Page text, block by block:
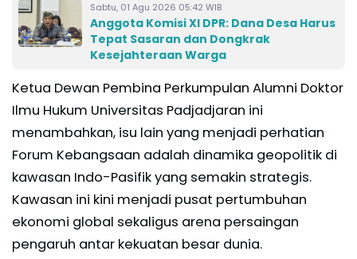
Sabtu, 01 Agu 2026 05:42 WIB
Anggota Komisi XI DPR: Dana Desa Harus
Tepat Sasaran dan Dongkrak
Kesejahteraan Warga
Ketua Dewan Pembina Perkumpulan Alumni Doktor
Ilmu Hukum Universitas Padjadjaran ini
menambahkan, isu lain yang menjadi perhatian
Forum Kebangsaan adalah dinamika geopolitik di
kawasan Indo-Pasifik yang semakin strategis.
Kawasan ini kini menjadi pusat pertumbuhan
ekonomi global sekaligus arena persaingan
pengaruh antar kekuatan besar dunia.